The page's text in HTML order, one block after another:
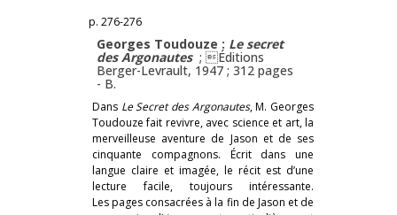
p. 276-276
Georges Toudouze : Le secret
des Argonautes ; Éditions
Berger-Levrault, 1947 ; 312 pages
- B.
Dans Le Secret des Argonautes, M. Georges
Toudouze fait revivre, avec science et art, la
merveilleuse aventure de Jason et de ses
cinquante compagnons. Écrit dans une
langue claire et imagée, le récit est d’une
lecture facile, toujours intéressante.
Les pages consacrées à la fin de Jason et de